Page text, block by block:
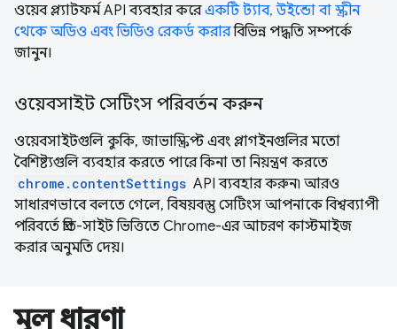
ওয়েব প্ল্যাটফর্ম API ব্যবহার করেএকটি ট্যাব, উইন্ডো বা স্ক্রীন
থেকে অডিও এবং ভিডিও রেকর্ড করারবিভিন্ন পদ্ধতি সম্পর্কে
জানুন।
ওয়েবসাইট সেটিংস পরিবর্তন করুন
ওয়েবসাইটগুলি কুকি, জাভাস্ক্রিপ্ট এবং প্লাগইনগুলির মতো
বৈশিষ্ট্যগুলি ব্যবহার করতে পারে কিনা তা নিয়ন্ত্রণ করতে
chrome.contentSettings API ব্যবহার করুন৷ আরও
সাধারণভাবে বলতে গেলে, বিষয়বস্তু সেটিংস আপনাকে বিশ্বব্যাপী
পরিবর্তে প্রতি-সাইট ভিত্তিতে Chrome-এর আচরণ কাস্টমাইজ
করার অনুমতি দেয়।
মুল ধারণা